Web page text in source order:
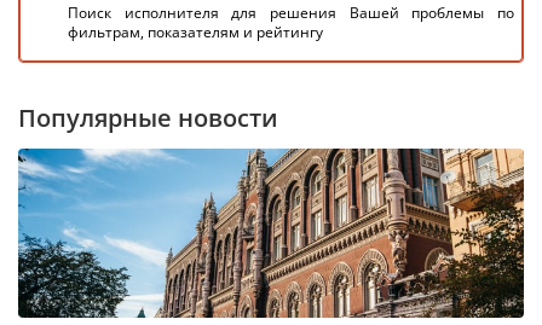
Поиск исполнителя для решения Вашей проблемы по
фильтрам, показателям и рейтингу
Популярные новости